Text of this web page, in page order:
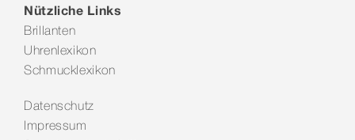
Nützliche Links
Brillanten
Uhrenlexikon
Schmucklexikon
Datenschutz
Impressum